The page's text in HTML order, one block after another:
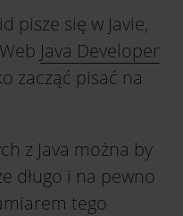
się w Javie,
Java Developer
zacząć pisać na
z Java można by
długo i na pewno
tego